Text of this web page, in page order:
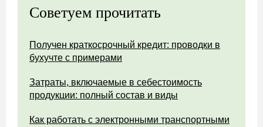
Советуем прочитать
Получен краткосрочный кредит: проводки в
бухучте с примерами
Затраты, включаемые в себестоимость
продукции: полный состав и виды
Как работать с электронными транспортными